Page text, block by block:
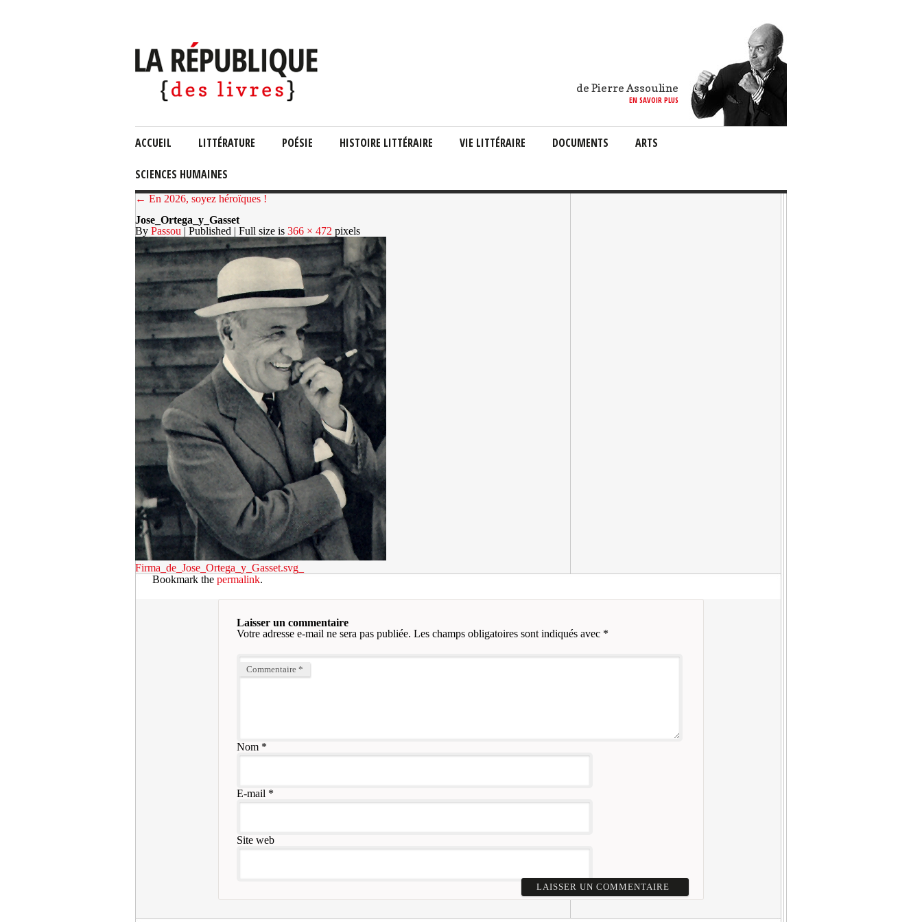
de Pierre Assouline
EN SAVOIR PLUS
ACCUEIL LITTÉRATURE POÉSIE HISTOIRE LITTÉRAIRE VIE LITTÉRAIRE DOCUMENTS ARTS
SCIENCES HUMAINES
← En 2026, soyez héroïques !
Jose_Ortega_y_Gasset
By Passou | Published | Full size is 366 × 472 pixels
Firma_de_Jose_Ortega_y_Gasset.svg_
Bookmark the permalink.
Laisser un commentaire
Votre adresse e-mail ne sera pas publiée. Les champs obligatoires sont indiqués avec *
Commentaire *
Nom*
E-mail *
Site web